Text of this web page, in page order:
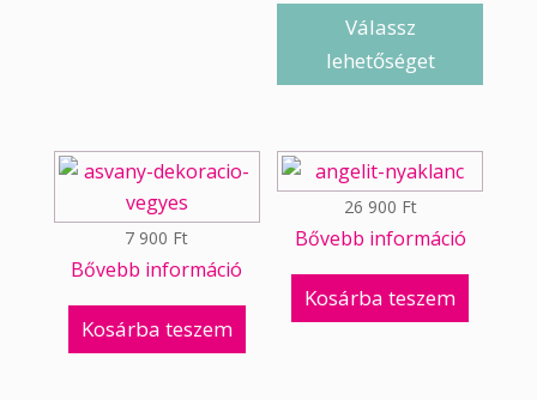
Válassz
lehetőséget
7 900 Ft
Bővebb információ
Kosárba teszem
26 900 Ft
Bővebb információ
Kosárba teszem